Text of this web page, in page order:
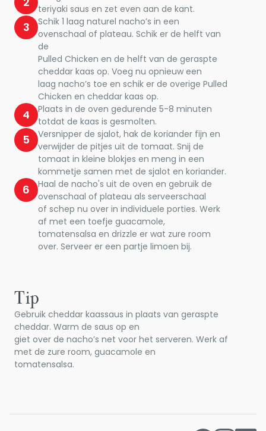
teriyaki saus en zet even aan de kant.
3
Schik 1 laag naturel nacho’s in een
ovenschaal of plateau. Schik er de helft van
de
Pulled Chicken en de helft van de geraspte
cheddar kaas op. Voeg nu opnieuw een
laag nacho’s toe en schik er de overige Pulled
Chicken en cheddar kaas op.
4
Plaats in de oven gedurende 5-8 minuten
totdat de kaas is gesmolten.
5
Versnipper de sjalot, hak de koriander fijn en
verwijder de pitjes uit de tomaat. Snij de
tomaat in kleine blokjes en meng in een
kommetje samen met de sjalot en koriander.
6
Haal de nacho's uit de oven en gebruik de
ovenschaal of plateau als serveerschaal
of schep nu over in individuele porties. Werk
af met een toefje guacamole,
tomatensalsa en drizzle er wat zure room
over. Serveer er een partje limoen bij.
Tip
Gebruik cheddar kaassaus in plaats van geraspte
cheddar. Warm de saus op en
giet over de nacho’s net voor het serveren. Werk af
met de zure room, guacamole en
tomatensalsa.